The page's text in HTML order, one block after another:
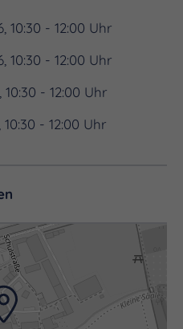
10:30 - 12:00 Uhr
10:30 - 12:00 Uhr
10:30 - 12:00 Uhr
10:30 - 12:00 Uhr